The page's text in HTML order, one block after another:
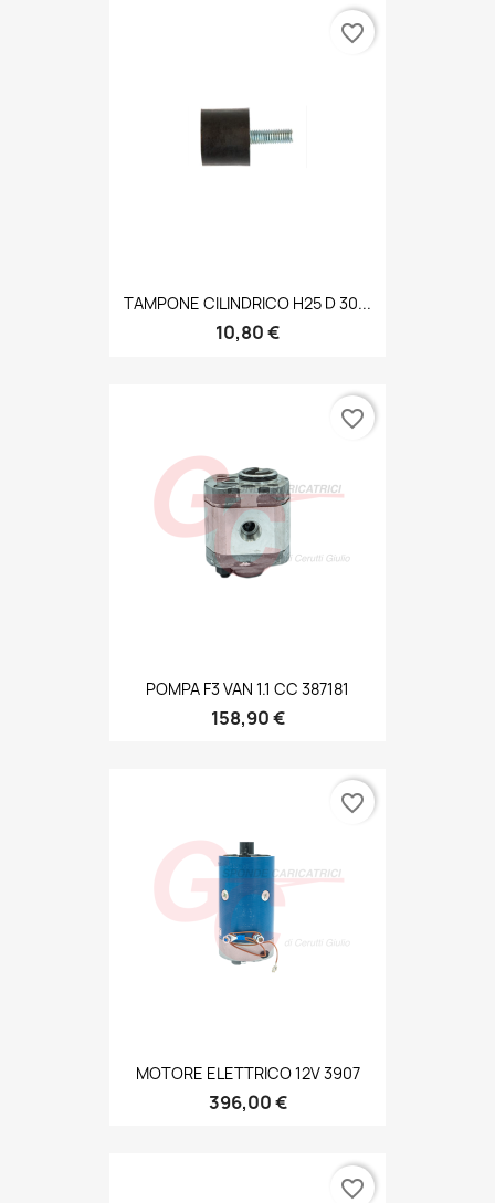
TAMPONE CILINDRICO H25 D 30...
10,80 €
favorite_border
POMPA F3 VAN 1.1 CC 387181
158,90 €
favorite_border
MOTORE ELETTRICO 12V 3907
396,00 €
favorite_border
favorite_border